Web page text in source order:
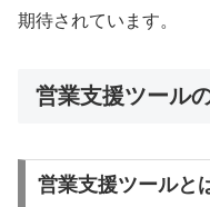
期待されています。
営業支援ツール
営業支援ツールと